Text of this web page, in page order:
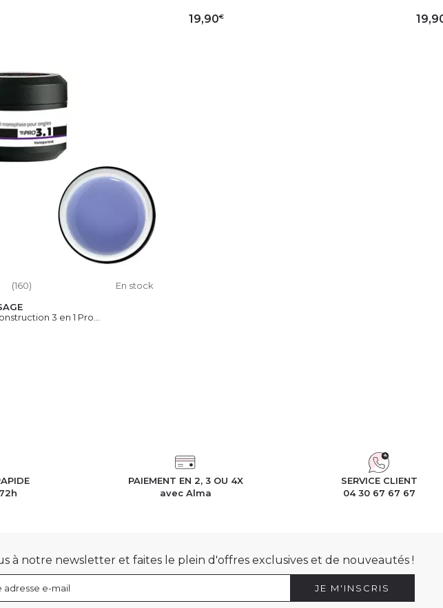
19,90€
(160)
En stock
3 en 1 Pro...
PAIEMENT EN 2, 3 OU 4X
avec Alma
SERVICE CLIENT
04 30 67 67 67
à notre newsletter et faites le plein d'offres exclusives et de nouveautés !
JE M'INSCRIS